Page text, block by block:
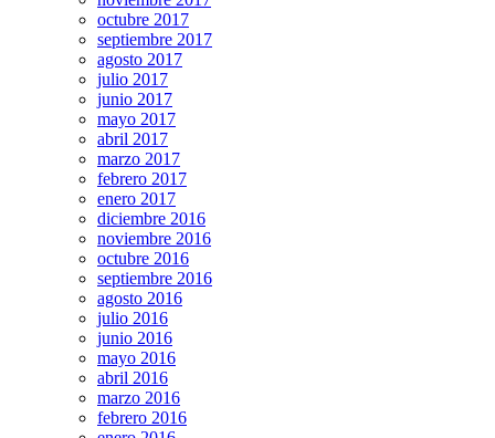
octubre 2017
septiembre 2017
agosto 2017
julio 2017
junio 2017
mayo 2017
abril 2017
marzo 2017
febrero 2017
enero 2017
diciembre 2016
noviembre 2016
octubre 2016
septiembre 2016
agosto 2016
julio 2016
junio 2016
mayo 2016
abril 2016
marzo 2016
febrero 2016